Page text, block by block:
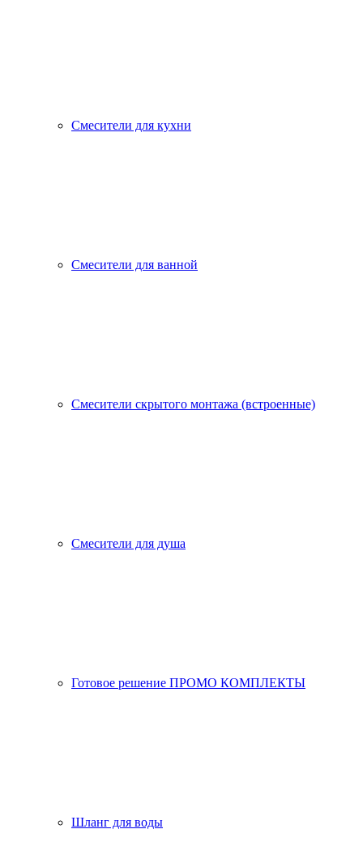
Смесители для кухни
Смесители для ванной
Смесители скрытого монтажа (встроенные)
Смесители для душа
Готовое решение ПРОМО КОМПЛЕКТЫ
Шланг для воды